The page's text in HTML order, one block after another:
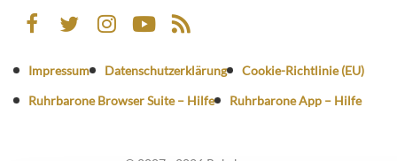
Impressum Datenschutzerklärung
Cookie-Richtlinie (EU)
Ruhrbarone Browser Suite – Hilfe
Ruhrbarone App – Hilfe